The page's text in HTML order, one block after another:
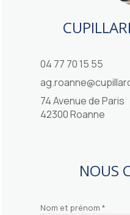
04 77 70 15 55
74 Avenue de Paris
42300 Roanne
NOUS
Nom et prénom *